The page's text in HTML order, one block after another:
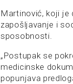
Martinović, koji je
zapošljavanje i
sposobnosti.
„Postupak se
medicinske
popunjava